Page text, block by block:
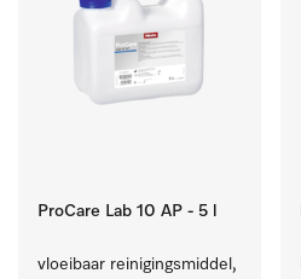
ProCare Lab 10 AP - 5 l
vloeibaar reinigingsmiddel,